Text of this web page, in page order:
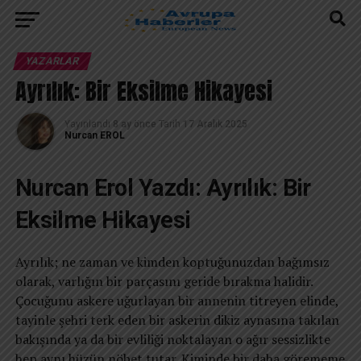
YAZARLAR
Ayrılık: Bir Eksilme Hikayesi
Yayınlandı 8 ay önce Tarih
17 Aralık 2025
Nurcan EROL
Nurcan Erol Yazdı: Ayrılık: Bir
Eksilme Hikayesi
Ayrılık; ne zaman ve kimden koptuğunuzdan bağımsız
olarak, varlığın bir parçasını geride bırakma halidir.
Çocuğunu askere uğurlayan bir annenin titreyen elinde,
tayinle şehri terk eden bir askerin dikiz aynasına takılan
bakışında ya da bir evliliği noktalayan o ağır sessizlikte